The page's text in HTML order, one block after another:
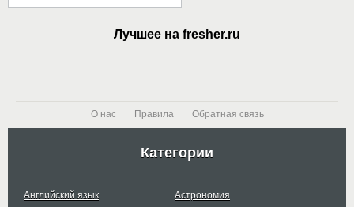
Лучшее на fresher.ru
О нас Правила Обратная связь
Категории
Английский язык
Астрономия